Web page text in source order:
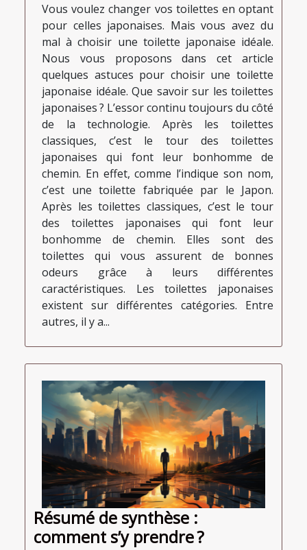
Vous voulez changer vos toilettes en optant
pour celles japonaises. Mais vous avez du
mal à choisir une toilette japonaise idéale.
Nous vous proposons dans cet article
quelques astuces pour choisir une toilette
japonaise idéale. Que savoir sur les toilettes
japonaises ? L’essor continu toujours du côté
de la technologie. Après les toilettes
classiques, c’est le tour des toilettes
japonaises qui font leur bonhomme de
chemin. En effet, comme l’indique son nom,
c’est une toilette fabriquée par le Japon.
Après les toilettes classiques, c’est le tour
des toilettes japonaises qui font leur
bonhomme de chemin. Elles sont des
toilettes qui vous assurent de bonnes
odeurs grâce à leurs différentes
caractéristiques. Les toilettes japonaises
existent sur différentes catégories. Entre
autres, il y a...
Résumé de synthèse :
comment s’y prendre ?